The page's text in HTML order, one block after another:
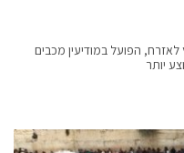
ייעוץ לאזרח, הפועל במודיעין מכבים